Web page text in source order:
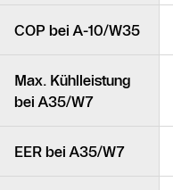
COP bei A-10/W35
Max. Kühlleistung
bei A35/W7
EER bei A35/W7